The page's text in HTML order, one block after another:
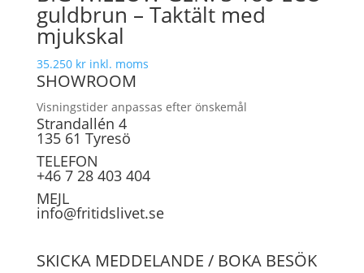
guldbrun – Taktält med
mjukskal
35.250 kr inkl. moms
SHOWROOM
Visningstider anpassas efter önskemål
Strandallén 4
135 61 Tyresö
TELEFON
+46 7 28 403 404
MEJL
info@fritidslivet.se
SKICKA MEDDELANDE / BOKA BESÖK